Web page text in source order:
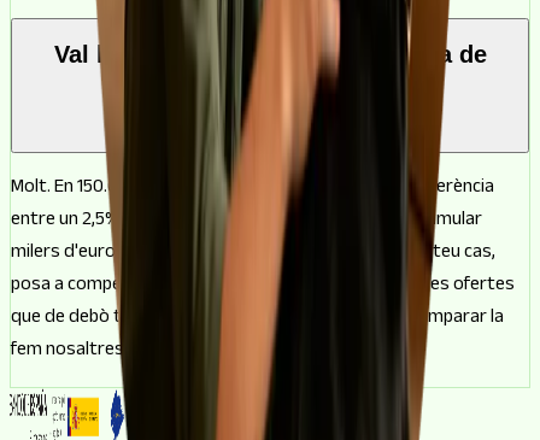
Val la pena comparar una hipoteca de
150.000 € amb un bróker?
Molt. En 150.000 € cada dècima de tipus es nota: la diferència
entre un 2,5% i un 3,5% pot voltar els 80 € al mes i acumular
milers d'euros en tot el préstec. Un bróker estudia el teu cas,
posa a competir diverses entitats i et porta només les ofertes
que de debò t'encaixen, de manera que la feina de comparar la
fem nosaltres i tu et quedes amb la millor.